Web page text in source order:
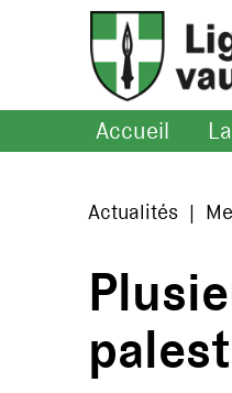
Accueil
Actualités |